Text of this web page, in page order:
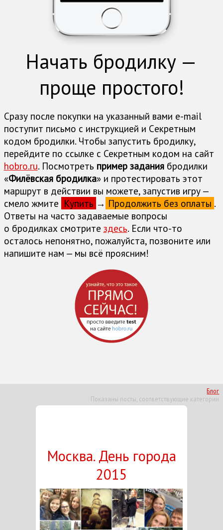
Начать бродилку —
проще простого!
Сразу после покупки на указанный вами e-mail
поступит письмо с инструкцией и Cекретным
кодом бродилки. Чтобы запустить бродилку,
перейдите по ссылке с Секретным кодом на сайт
hobro.ru. Посмотреть пример заданиябродилки
«Филёвская бродилка» и протестировать этот
маршрут в действии вы можете, запустив игру —
смело жмите Купить → Продолжить без оплаты .
Ответы на часто задаваемые вопросы
о бродилках cмотрите здесь. Если что-то
осталось непонятно, пожалуйста, позвоните или
напишите нам — мы всё проясним!
Блог
Показаны посты, соответствующие категории
Москва. День города
2015